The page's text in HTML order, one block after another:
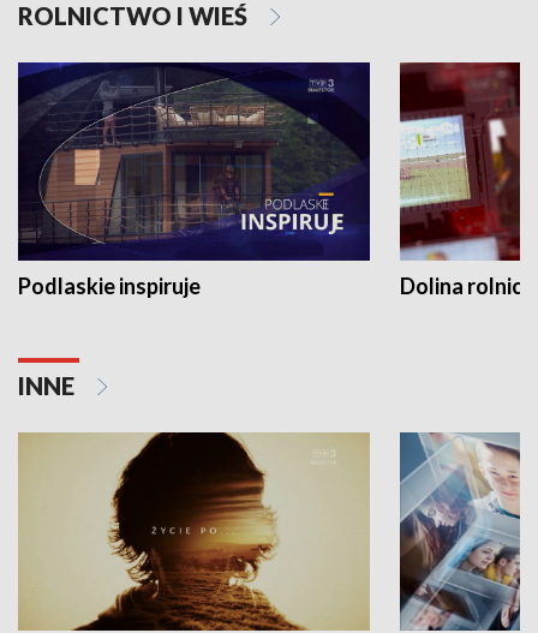
ROLNICTWO I WIEŚ
Podlaskie inspiruje Dolina
INNE